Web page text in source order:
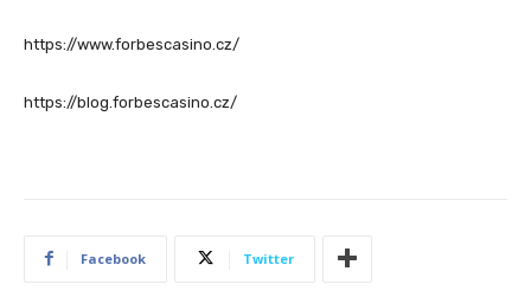
https://www.forbescasino.cz/
https://blog.forbescasino.cz/
Facebook Twitter